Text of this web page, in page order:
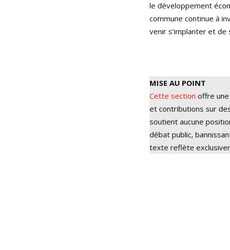
le développement
commune continue à
venir s’implanter et
MISE AU POINT
Cette section offre
et contributions sur
soutient aucune
débat public,
texte reflète